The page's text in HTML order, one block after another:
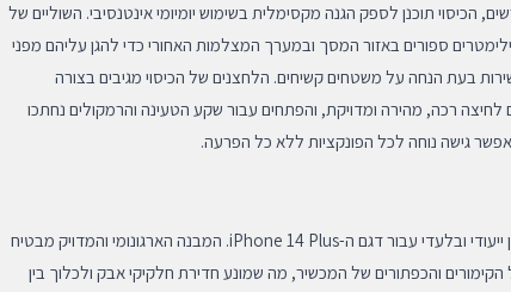
הכיסוי תוכנן לספק הגנה מקסימלית בשימוש יומיומי אינטנסיבי. השוליים של
ספורים באזור המסך ובמערך המצלמות האחורי כדי להגן עליהם מפני
בעת הנחה על משטחים קשיחים. הלחצנים של הכיסוי מגיבים בצורה
רכה, מהירה ומדויקת, והפתחים עבור שקע הטעינה והרמקולים נחתכו
לאפשר גישה נוחה לכל הפונקציות ללא כל הפרעה.
כיסוי זה תוכנן באופן ייעודי ובלעדי עבור דגם ה-iPhone 14 Plus. המבנה הארגונומי והמדויק מבטיח
והכפתורים של המכשיר, מה שמונע חדירת חלקיקי אבק ולכלוך בין